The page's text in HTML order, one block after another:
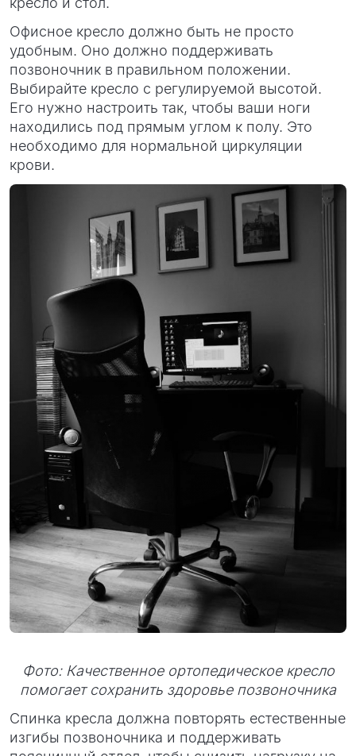
Офисное кресло должно быть не просто
удобным. Оно должно поддерживать
позвоночник в правильном положении.
Выбирайте кресло с регулируемой высотой.
Его нужно настроить так, чтобы ваши ноги
находились под прямым углом к полу. Это
необходимо для нормальной циркуляции
крови.
Фото: Качественное ортопедическое кресло
помогает сохранить здоровье позвоночника
Спинка кресла должна повторять естественные
изгибы позвоночника и поддерживать